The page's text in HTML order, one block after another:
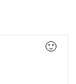
🙂